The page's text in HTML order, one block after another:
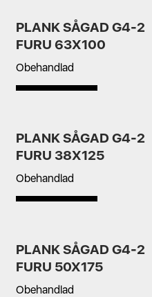
PLANK SÅGAD G4-2
FURU 63X100
Obehandlad
PLANK SÅGAD G4-2
FURU 38X125
Obehandlad
PLANK SÅGAD G4-2
FURU 50X175
Obehandlad